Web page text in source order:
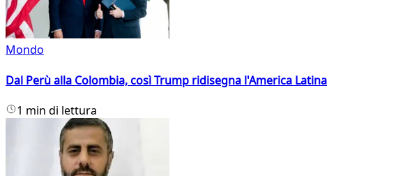
Mondo
Dal Perù alla Colombia, così Trump ridisegna l'America Latina
1 min di lettura